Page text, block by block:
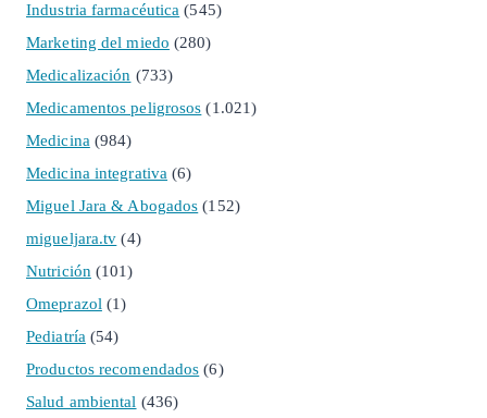
Industria farmacéutica (545)
Marketing del miedo (280)
Medicalización (733)
Medicamentos peligrosos (1.021)
Medicina(984)
Medicina integrativa (6)
Miguel Jara & Abogados (152)
migueljara.tv (4)
Nutrición(101)
Omeprazol(1)
Pediatría(54)
Productos recomendados (6)
Salud ambiental (436)